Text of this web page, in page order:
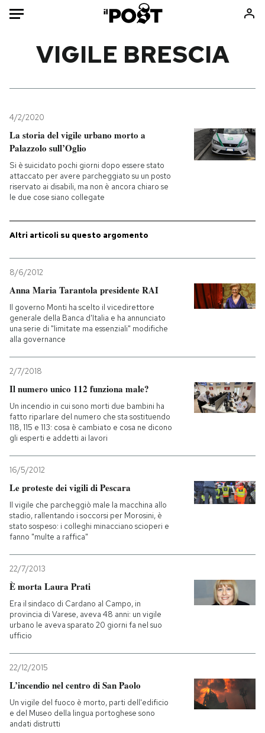
Mondo
Politica
Tecnologia
Internet
Scienza
Cultura
Economia
Sport
Consumismi
Ok Boomer!
Media
Altrecose
PODCAST
NEWSLETTER
I MIEI PREFERITI
SHOP
CALENDARIO
AREA PERSONALE
Entra
VIGILE BRESCIA
4/2/2020
La storia del vigile urbano morto a
Palazzolo sull’Oglio
Si è suicidato pochi giorni dopo essere stato
attaccato per avere parcheggiato su un posto
riservato ai disabili, ma non è ancora chiaro se
le due cose siano collegate
Altri articoli su questo argomento
8/6/2012
Anna Maria Tarantola presidente RAI
Il governo Monti ha scelto il vicedirettore
generale della Banca d'Italia e ha annunciato
una serie di "limitate ma essenziali" modifiche
alla governance
2/7/2018
Il numero unico 112 funziona male?
Un incendio in cui sono morti due bambini ha
fatto riparlare del numero che sta sostituendo
118, 115 e 113: cosa è cambiato e cosa ne dicono
gli esperti e addetti ai lavori
16/5/2012
Le proteste dei vigili di Pescara
Il vigile che parcheggiò male la macchina allo
stadio, rallentando i soccorsi per Morosini, è
stato sospeso: i colleghi minacciano scioperi e
fanno "multe a raffica"
22/7/2013
È morta Laura Prati
Era il sindaco di Cardano al Campo, in
provincia di Varese, aveva 48 anni: un vigile
urbano le aveva sparato 20 giorni fa nel suo
ufficio
22/12/2015
L’incendio nel centro di San Paolo
Un vigile del fuoco è morto, parti dell'edificio
e del Museo della lingua portoghese sono
andati distrutti